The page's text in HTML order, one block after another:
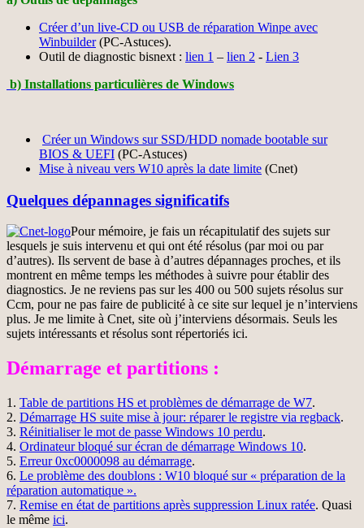
Créer d’un live-CD ou USB de réparation Winpe avec
Winbuilder(PC-Astuces).
Outil de diagnostic bisnext : lien 1 – lien 2 - Lien 3
b) Installations particulières de Windows
Créer un Windows sur SSD/HDD nomade bootable sur
BIOS & UEFI (PC-Astuces)
Mise à niveau vers W10 après la date limite (Cnet)
Quelques dépannages significatifs
Pour mémoire, je fais un récapitulatif des sujets sur
lesquels je suis intervenu et qui ont été résolus (par moi ou par
d’autres). Ils servent de base à d’autres dépannages proches, et ils
montrent en même temps les méthodes à suivre pour établir des
diagnostics. Je ne reviens pas sur les 400 ou 500 sujets résolus sur
Ccm, pour ne pas faire de publicité à ce site sur lequel je n’interviens
plus. Je me limite à Cnet, site où j’interviens désormais. Seuls les
sujets intéressants et résolus sont répertoriés ici.
Démarrage et partitions :
1. Table de partitions HS et problèmes de démarrage de W7.
2. Démarrage HS suite mise à jour: réparer le registre via regback.
3. Réinitialiser le mot de passe Windows 10 perdu.
4. Ordinateur bloqué sur écran de démarrage Windows 10.
5. Erreur 0xc0000098 au démarrage.
6. Le problème des doublons : W10 bloqué sur « préparation de la
réparation automatique ».
7. Remise en état de partitions après suppression Linux ratée. Quasi
le même ici.